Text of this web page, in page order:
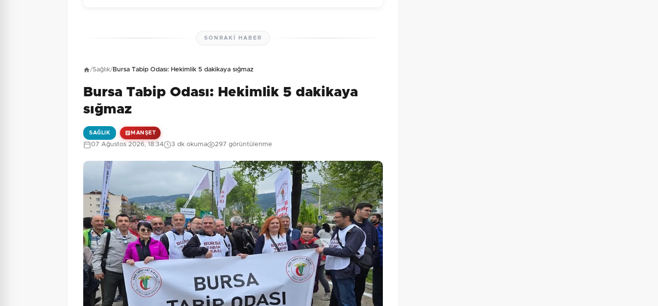
Güvenlik Sorusu: 9 + 7 = ? Gönder
SONRAKI HABER
/Sağlık/Bursa Tabip Odası: Hekimlik 5 dakikaya sığmaz
Bursa Tabip Odası: Hekimlik 5 dakikaya
sığmaz
SAĞLIK MANŞET
07 Ağustos 2026, 18:34 3 dk okuma 297 görüntülenme